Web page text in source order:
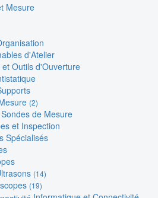
Mesure
d'Atelier
Outils d'Ouverture
(2)
de Mesure
et Inspection
Spécialisés
(14)
(19)